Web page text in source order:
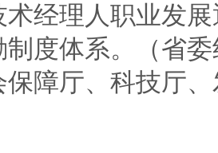
术经理人职业发
度体系。（省
保障厅、科技厅